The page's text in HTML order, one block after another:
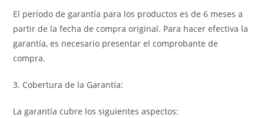
El período de garantía para los productos es de 6 meses a
partir de la fecha de compra original. Para hacer efectiva la
garantía, es necesario presentar el comprobante de
compra.
3. Cobertura de la Garantía:
La garantía cubre los siguientes aspectos: